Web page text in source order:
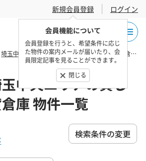
新規会員登録
会員機能について
会員登録を行うと、希望条件に応じ
た物件の案内メールが届いたり、会
員限定記事を見ることができます。
閉じる
ログイン
埼玉中央エリア さいたま市大宮区の貸し倉庫・賃貸倉庫 物件一覧
中央エリアの貸し
庫 物件一覧
検索条件の変更